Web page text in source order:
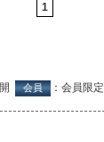
1
会員 ：会員限定